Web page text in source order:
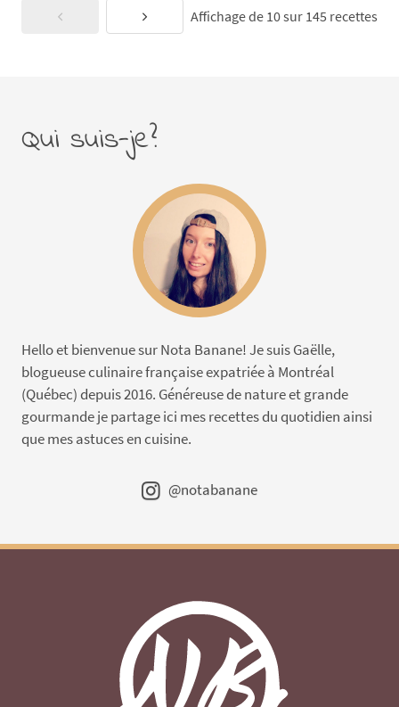
Affichage de 10 sur 145 recettes
Qui suis-je?
Hello et bienvenue sur Nota Banane! Je suis Gaëlle,
blogueuse culinaire française expatriée à Montréal
(Québec) depuis 2016. Généreuse de nature et grande
gourmande je partage ici mes recettes du quotidien ainsi
que mes astuces en cuisine.
@notabanane